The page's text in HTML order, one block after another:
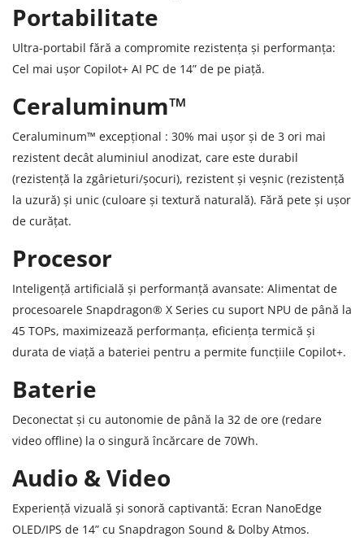
Portabilitate
Ultra-portabil fără a compromite rezistența și performanța:
Cel mai ușor Copilot+ AI PC de 14” de pe piață.
Ceraluminum™
Ceraluminum™ excepțional : 30% mai ușor și de 3 ori mai
rezistent decât aluminiul anodizat, care este durabil
(rezistență la zgârieturi/șocuri), rezistent și veșnic (rezistență
la uzură) și unic (culoare și textură naturală). Fără pete și ușor
de curățat.
Procesor
Inteligență artificială și performanță avansate: Alimentat de
procesoarele Snapdragon® X Series cu suport NPU de până la
45 TOPs, maximizează performanța, eficiența termică și
durata de viață a bateriei pentru a permite funcțiile Copilot+.
Baterie
Deconectat și cu autonomie de până la 32 de ore (redare
video offline) la o singură încărcare de 70Wh.
Audio & Video
Experiență vizuală și sonoră captivantă: Ecran NanoEdge
OLED/IPS de 14” cu Snapdragon Sound & Dolby Atmos.